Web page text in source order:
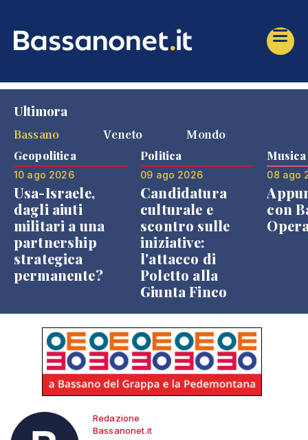
Ultimora
Bassano
Veneto Mondo
Geopolitica
10 ago 2026
Usa-Israele,
dagli aiuti
militari a una
partnership
strategica
permanente?
Politica
09 ago 2026
Candidatura
culturale e
scontro sulle
iniziative:
l'attacco di
Poletto alla
Giunta Finco
Musica
08 ago
con
Redazione
Bassanonet.it